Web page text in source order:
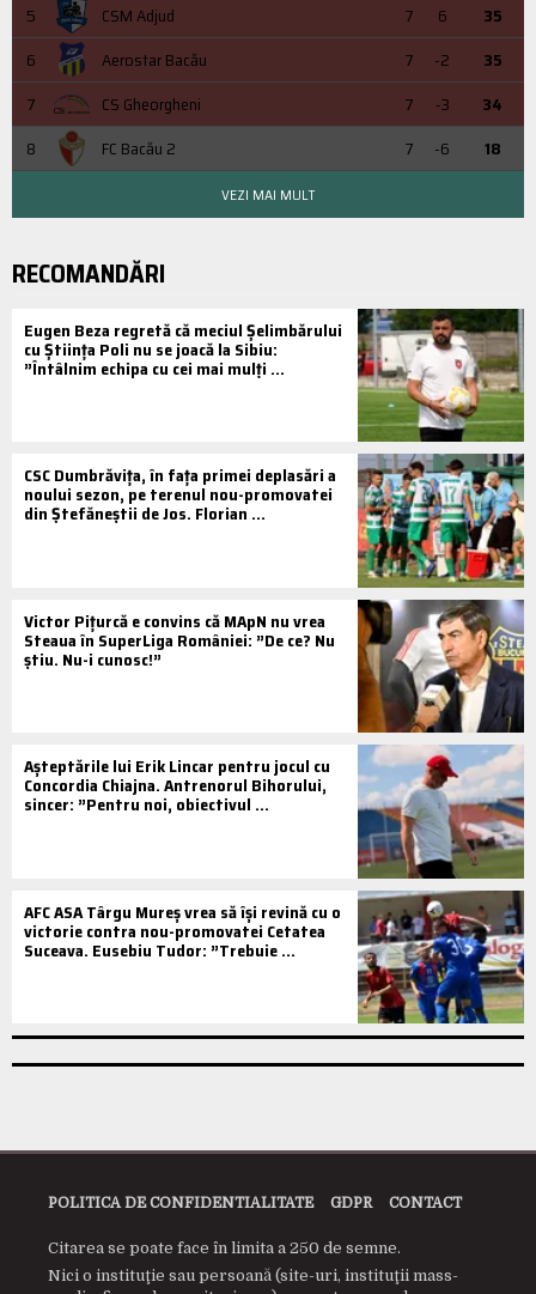
5
CSM Adjud 7 6
35
6
Aerostar Bacău 7 -2
35
7
CS Gheorgheni 7 -3
34
8
FC Bacău 2 7 -6 18
VEZI MAI MULT
RECOMANDĂRI
Eugen Beza regretă că meciul Șelimbărului
cu Știința Poli nu se joacă la Sibiu:
”Întâlnim echipa cu cei mai mulţi ...
CSC Dumbrăvița, în fața primei deplasări a
noului sezon, pe terenul nou-promovatei
din Ștefăneștii de Jos. Florian ...
Victor Pițurcă e convins că MApN nu vrea
Steaua în SuperLiga României: ”De ce? Nu
știu. Nu-i cunosc!”
Așteptările lui Erik Lincar pentru jocul cu
Concordia Chiajna. Antrenorul Bihorului,
sincer: ”Pentru noi, obiectivul ...
AFC ASA Târgu Mureș vrea să își revină cu o
victorie contra nou-promovatei Cetatea
Suceava. Eusebiu Tudor: ”Trebuie ...
POLITICA DE CONFIDENTIALITATE GDPR CONTACT
Citarea se poate face în limita a 250 de semne.
Nici o instituţie sau persoană (site-uri, instituţii mass-